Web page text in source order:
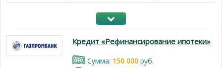
Кредит «Рефинансирование ипотеки»
Cумма: 150 000руб.